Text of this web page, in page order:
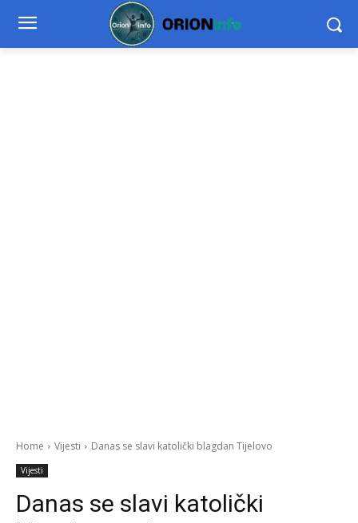
Home Vijesti Danas se slavi katolički blagdan Tijelovo
Vijesti
Danas se slavi katolički